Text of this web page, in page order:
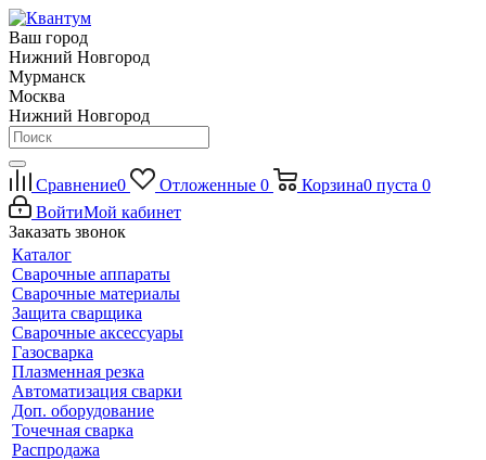
Ваш город
Нижний Новгород
Мурманск
Москва
Нижний Новгород
Сравнение0 Отложенные 0 Корзина0 пуста 0
ВойтиМой кабинет
Заказать звонок
Каталог
Сварочные аппараты
Сварочные материалы
Защита сварщика
Сварочные аксессуары
Газосварка
Плазменная резка
Автоматизация сварки
Доп. оборудование
Точечная сварка
Распродажа